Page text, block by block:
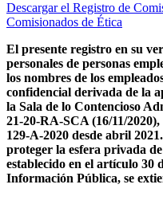
Descargar el Registro de
Comisionados de Ética
El presente registro en su
personales de personas
los nombres de los
confidencial derivada de la
la Sala de lo Contencioso
21-20-RA-SCA (16/11/
129-A-2020 desde abril
proteger la esfera privada
establecido en el artículo 30
Información Pública, se